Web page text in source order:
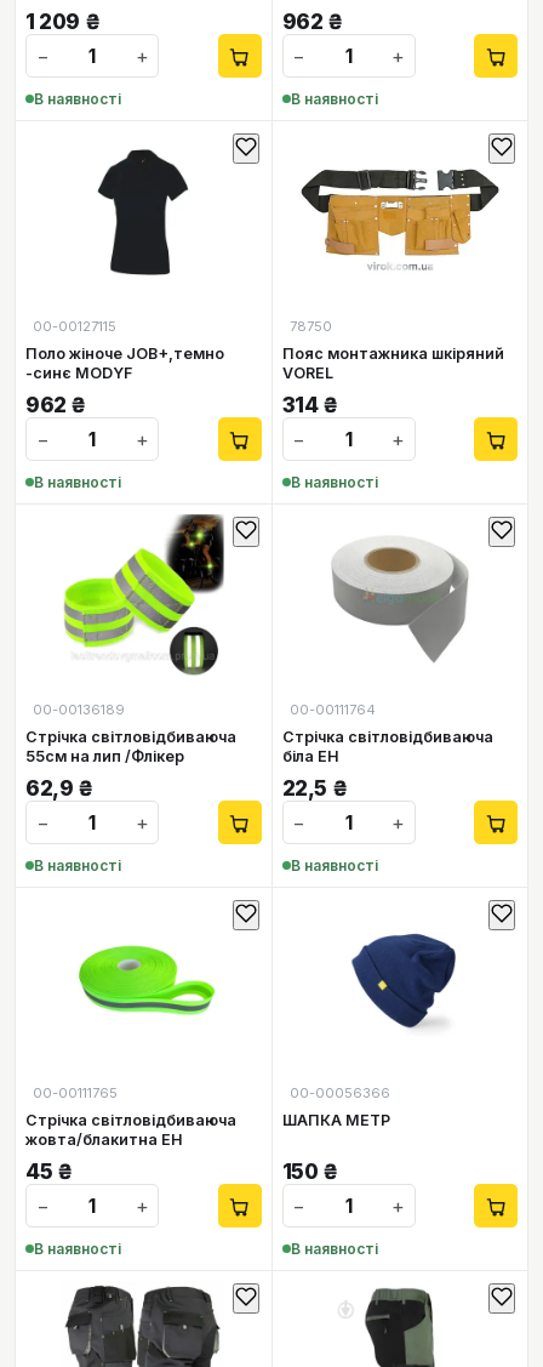
1 209 ₴
−
+
В наявності
962 ₴
−
+
В наявності
00-00127115
Поло жіноче JOB+,темно
-синє MODYF
962 ₴
−
+
В наявності
78750
Пояс монтажника шкіряний
VOREL
314₴
−
+
В наявності
00-00136189
Стрічка світловідбиваюча
55см на лип /Флікер
62,9 ₴
−
+
В наявності
00-00111764
Стрічка світловідбиваюча
біла ЕН
22,5 ₴
−
+
В наявності
00-00111765
Стрічка світловідбиваюча
жовта/блакитна ЕН
45 ₴
−
+
В наявності
00-00056366
ШАПКА МЕТР
150 ₴
−
+
В наявності